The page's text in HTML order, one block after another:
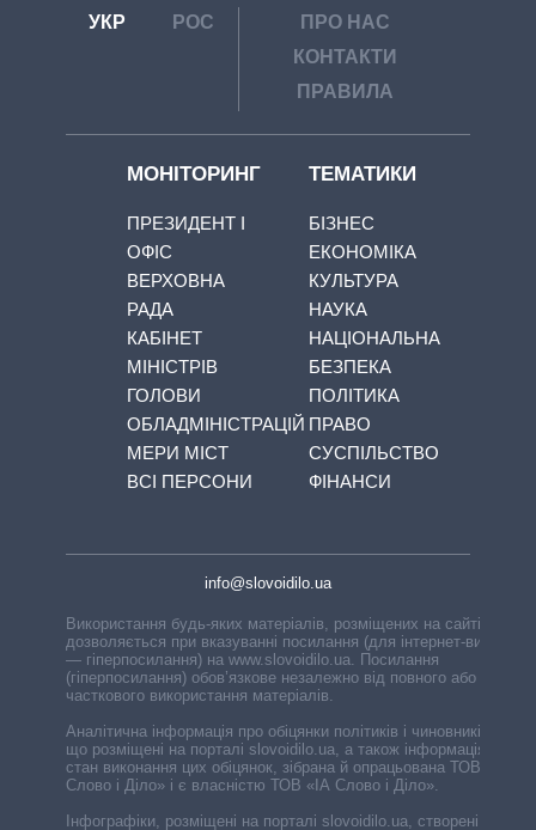
УКР РОС
ПРО НАС
КОНТАКТИ
ПРАВИЛА
МОНІТОРИНГ
ПРЕЗИДЕНТ І
ОФІС
ВЕРХОВНА
РАДА
КАБІНЕТ
МІНІСТРІВ
ГОЛОВИ
ОБЛАДМІНІСТРАЦІЙ
МЕРИ МІСТ
ВСІ ПЕРСОНИ
ТЕМАТИКИ
БІЗНЕС
ЕКОНОМІКА
КУЛЬТУРА
НАУКА
НАЦІОНАЛЬНА
БЕЗПЕКА
ПОЛІТИКА
ПРАВО
СУСПІЛЬСТВО
ФІНАНСИ
info@slovoidilo.ua
Використання будь-яких матеріалів, розміщених на сайті,
дозволяється при вказуванні посилання (для інтернет-видань
— гіперпосилання) на www.slovoidilo.ua. Посилання
(гіперпосилання) обов’язкове незалежно від повного або
часткового використання матеріалів.
Аналітична інформація про обіцянки політиків і чиновників,
що розміщені на порталі slovoidilo.ua, а також інформація про
стан виконання цих обіцянок, зібрана й опрацьована ТОВ «ІА
Слово і Діло» і є власністю ТОВ «ІА Слово і Діло».
Інфографіки, розміщені на порталі slovoidilo.ua, створені ГО